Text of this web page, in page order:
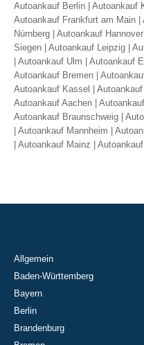
Autoankauf Berlin Autoankauf
Autoankauf Frankfurt am Main
Nürnberg
Autoankauf Hannover
Siegen
Autoankauf Leipzig
Autoankauf Ulm Autoankauf
Autoankauf Bremen
Autoankauf Kassel
Autoankauf Aachen
Autoankauf Braunschweig
Autoankauf Mannheim
Autoankauf Mainz
Allgemein
Baden-Württemberg
Bayern
Berlin
Brandenburg